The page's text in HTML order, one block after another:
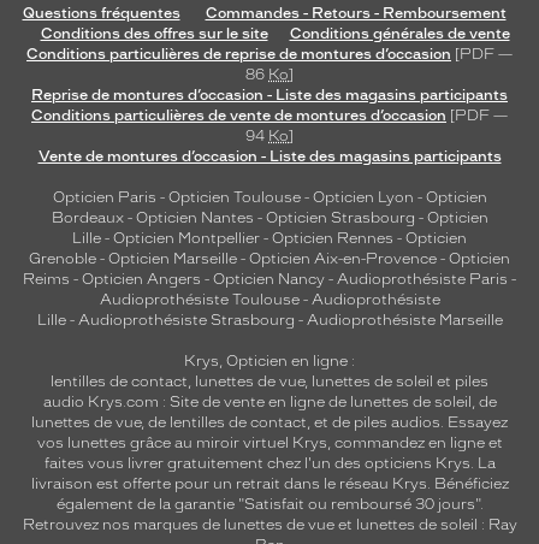
Questions fréquentes
Commandes - Retours - Remboursement
Conditions des offres sur le site
Conditions générales de vente
Conditions particulières de reprise de montures d’occasion [PDF —
86 Ko]
Reprise de montures d’occasion - Liste des magasins participants
Conditions particulières de vente de montures d’occasion [PDF —
94 Ko]
Vente de montures d’occasion - Liste des magasins participants
Opticien Paris - Opticien Toulouse- Opticien Lyon - Opticien
Bordeaux- Opticien Nantes - Opticien Strasbourg - Opticien
Lille - Opticien Montpellier - Opticien Rennes - Opticien
Grenoble - Opticien Marseille - Opticien Aix-en-Provence - Opticien
Reims - Opticien Angers - Opticien Nancy - Audioprothésiste Paris -
Audioprothésiste Toulouse- Audioprothésiste
Lille- Audioprothésiste Strasbourg - Audioprothésiste Marseille
Krys, Opticien en ligne :
lentilles de contact, lunettes de vue, lunettes de soleil et piles
audio Krys.com : Site de vente en ligne de lunettes de soleil, de
lunettes de vue, de lentilles de contact, et de piles audios. Essayez
vos lunettes grâce au miroir virtuel Krys, commandez en ligne et
faites vous livrer gratuitement chez l'un des opticiens Krys. La
livraison est offerte pour un retrait dans le réseau Krys. Bénéficiez
également de la garantie "Satisfait ou remboursé 30 jours".
Retrouvez nos marques de lunettes de vue et lunettes de soleil : Ray